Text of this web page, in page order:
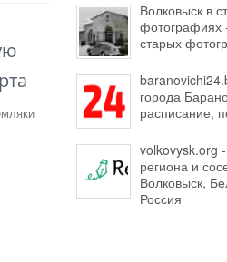
Волковыск в
фотографиях
старых
города
расписание,
volkovysk.org
региона и
Волковыск,
Россия